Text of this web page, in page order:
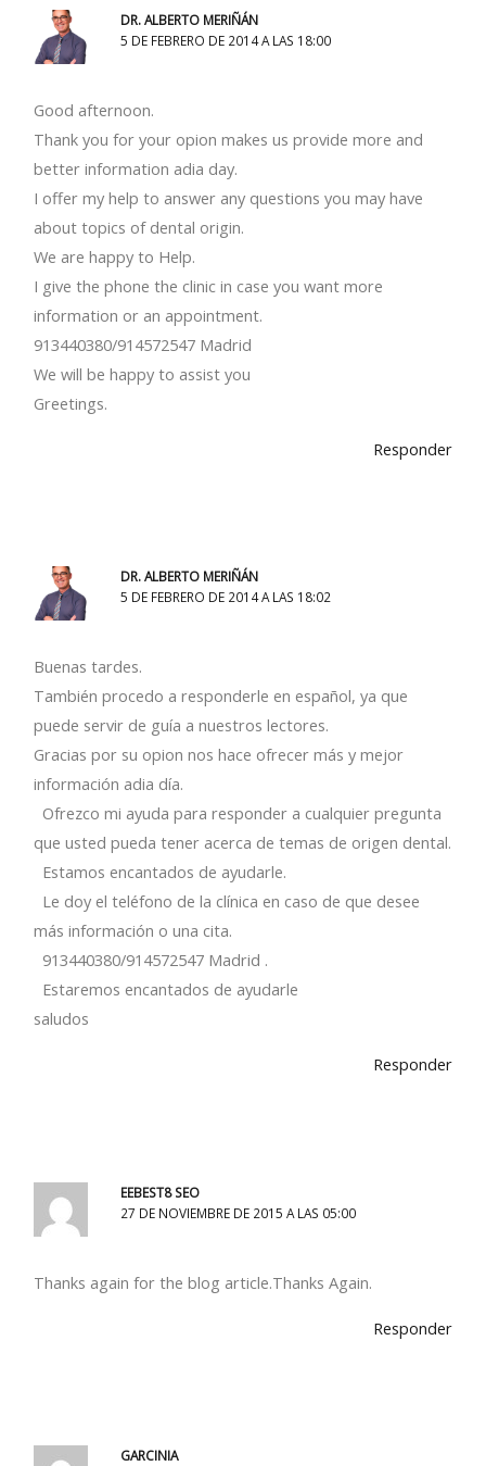
DR. ALBERTO MERIÑÁN
5 DE FEBRERO DE 2014 A LAS 18:00
Good afternoon.
Thank you for your opion makes us provide more and
better information adia day.
I offer my help to answer any questions you may have
about topics of dental origin.
We are happy to Help.
I give the phone the clinic in case you want more
information or an appointment.
913440380/914572547 Madrid
We will be happy to assist you
Greetings.
Responder
DR. ALBERTO MERIÑÁN
5 DE FEBRERO DE 2014 A LAS 18:02
Buenas tardes.
También procedo a responderle en español, ya que
puede servir de guía a nuestros lectores.
Gracias por su opion nos hace ofrecer más y mejor
información adia día.
Ofrezco mi ayuda para responder a cualquier pregunta
que usted pueda tener acerca de temas de origen dental.
Estamos encantados de ayudarle.
Le doy el teléfono de la clínica en caso de que desee
más información o una cita.
913440380/914572547 Madrid .
Estaremos encantados de ayudarle
saludos
Responder
EEBEST8 SEO
27 DE NOVIEMBRE DE 2015 A LAS 05:00
Thanks again for the blog article.Thanks Again.
Responder
GARCINIA